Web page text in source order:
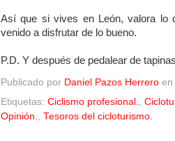
Así que si vives en León, valora lo
venido a disfrutar de lo bueno.
P.D. Y después de pedalear de
Publicado por Daniel Pazos Herrero en
Etiquetas: Ciclismo profesional.,
Opinión., Tesoros del cicloturismo.